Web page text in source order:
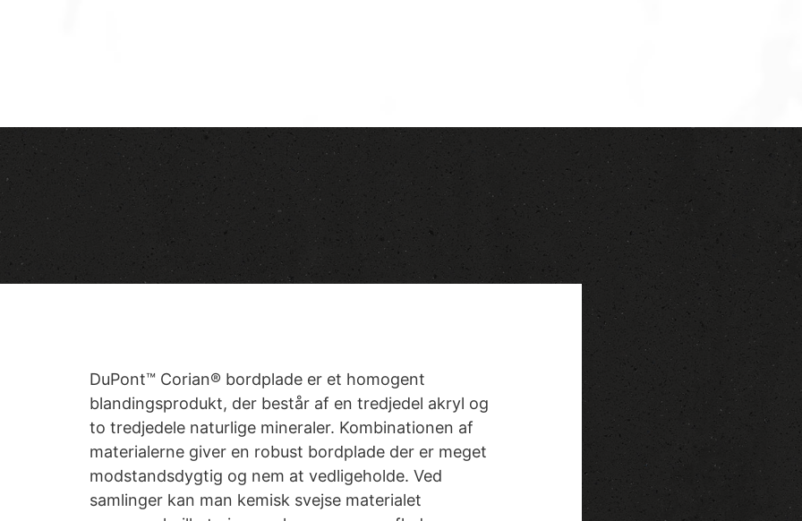
DuPont™ Corian® bordplade er et homogent
blandingsprodukt, der består af en tredjedel akryl og
to tredjedele naturlige mineraler. Kombinationen af
materialerne giver en robust bordplade der er meget
modstandsdygtig og nem at vedligeholde. Ved
samlinger kan man kemisk svejse materialet